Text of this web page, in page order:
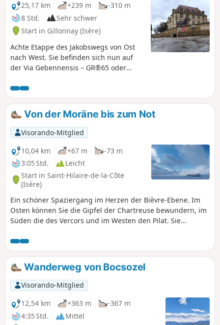
25,17 km
+239 m
-310 m
8 Std.
Sehr schwer
Start in Gillonnay (Isère)
Achte Etappe des Jakobswegs von Ost
nach West. Sie befinden sich nun auf
der Via Gebennensis – GR®65 oder
bekanntesten Route, da sie der
historischen Realität auf dem Weg nach
Compostela am nächsten kommt. Auf
dieser8. Etappe wandern Sie
hauptsächlich durch Felder und Wälder,
unterbrochen von einer starken
kulturellen Identität in La Côte Saint-
André sowie in Gemeinden wie
Ornacieux oder Balbins mit der Kapelle
Saint-Michel, die einen grandiosen
Von der Moräne bis zum Not
Visorando-Mitglied
10,04 km
+67 m
-73 m
3:05 Std.
Leicht
Start in Saint-Hilaire-de-la-Côte
(Isère)
Ein schöner Spaziergang im Herzen der Bièvre-Ebene. Im
Osten können Sie die Gipfel der Chartreuse bewundern, im
Süden die des Vercors und im Westen den Pilat. Sie
begehbaren Schotterwegen.
Wanderweg von Bocsozel
Visorando-Mitglied
12,54 km
+363 m
-367 m
4:35 Std.
Mittel